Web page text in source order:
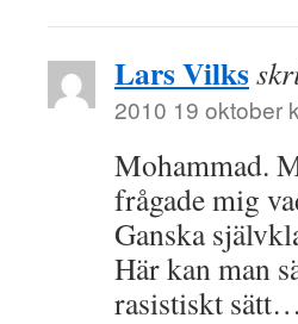
Lars Vilks
2010 19 oktober
Mohammad.
frågade mig
Ganska
Här kan man
rasistiskt sätt…